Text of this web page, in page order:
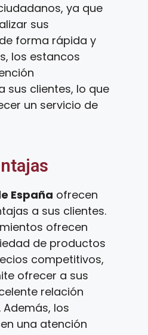
ya que
sus
forma rápida y
los estancos
sus clientes, lo que
un servicio de
España ofrecen
a sus clientes.
ofrecen
de productos
competitivos,
ofrecer a sus
relación
los
una atención